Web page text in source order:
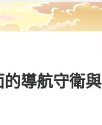
導航守衛與